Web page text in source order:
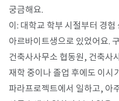
궁금해요.
이: 대학교 학부 시절부터 경
아르바이트생으로 있었어요.
건축사사무소 협동원, 건축사
재학 중이나 졸업 후에도 이시
파라프로젝트에서 일하고, 아